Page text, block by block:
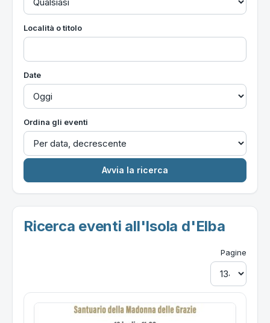
Località o titolo
Date
Ordina gli eventi
Ricerca eventi all'Isola d'Elba
Pagine